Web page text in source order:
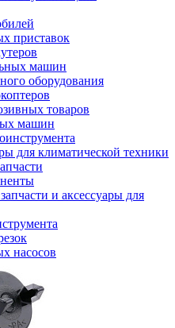
приставок
машин
оборудования
товаров
машин
для климатической техники
и аксессуары для
насосов